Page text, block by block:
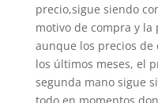
precio,sigue siendo
motivo de compra y
aunque los precios de
los últimos meses, el
segunda mano sigue